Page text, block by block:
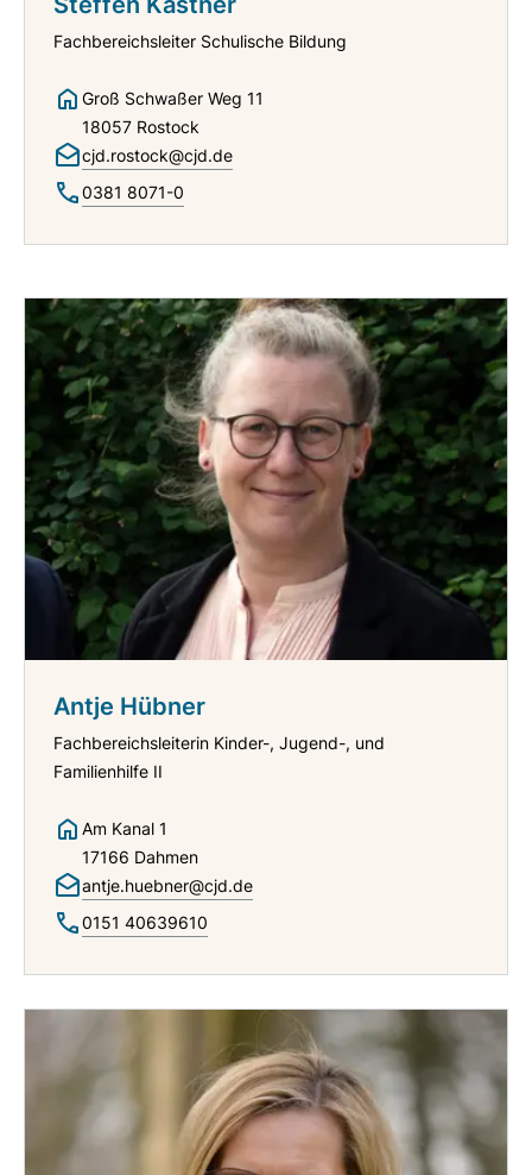
Fachbereichsleiter Schulische Bildung
Groß Schwaßer Weg 11
18057 Rostock
cjd.rostock@cjd.de
0381 8071-0
Antje Hübner
Fachbereichsleiterin Kinder-, Jugend-, und
Familienhilfe II
Am Kanal 1
17166 Dahmen
antje.huebner@cjd.de
0151 40639610